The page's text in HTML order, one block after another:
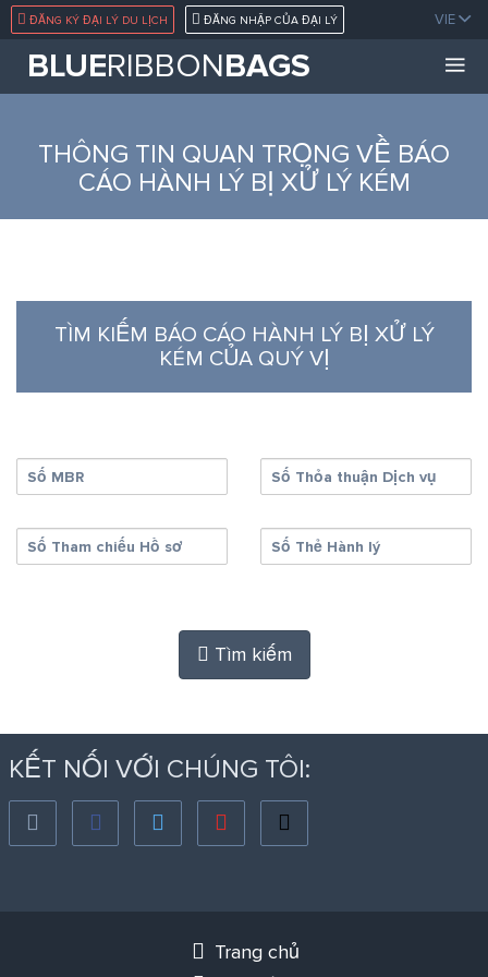
ĐĂNG KÝ ĐẠI LÝ DU LỊCH ĐĂNG NHẬP CỦA ĐẠI LÝ VIE
BLUERIBBONBAGS
THÔNG TIN QUAN TRỌNG VỀ BÁO
CÁO HÀNH LÝ BỊ XỬ LÝ KÉM
TÌM KIẾM BÁO CÁO HÀNH LÝ BỊ XỬ LÝ
KÉM CỦA QUÝ VỊ
Số MBR Số Thỏa thuận Dịch vụ
Số Tham chiếu Hồ sơ Số Thẻ Hành lý
Tìm kiếm
KẾT NỐI VỚI CHÚNG TÔI:
Trang chủ